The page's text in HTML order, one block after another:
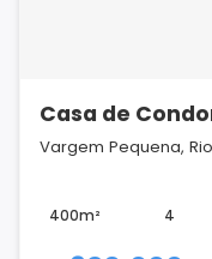
Casa de
Vargem Pequena,
400m² 4